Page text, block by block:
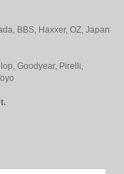
BBS, Haxxer, OZ, Japan
Goodyear, Pirelli,